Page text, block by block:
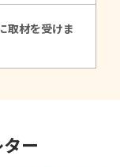
材を受けま
ー